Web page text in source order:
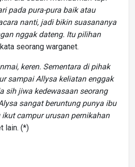
pada pura-pura baik atau
nanti, jadi bikin suasananya
nggak dateng. Itu pilihan
kata seorang warganet.
keren. Sementara di pihak
sampai Allysa keliatan enggak
sih jiwa kedewasaan seorang
sangat beruntung punya ibu
campur urusan pernikahan
lain. (*)